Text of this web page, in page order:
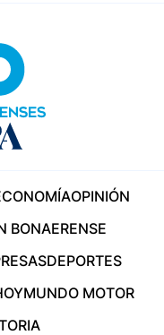
OPINIÓN
BONAERENSE
DEPORTES
MUNDO MOTOR